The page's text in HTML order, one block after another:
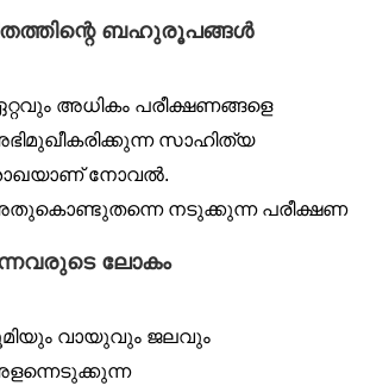
ബഹുരൂപങ്ങൾ
അധികം പരീക്ഷണങ്ങളെ
സാഹിത്യ
നോവൽ.
നടുക്കുന്ന പരീക്ഷണ
ലോകം
വായുവും ജലവും